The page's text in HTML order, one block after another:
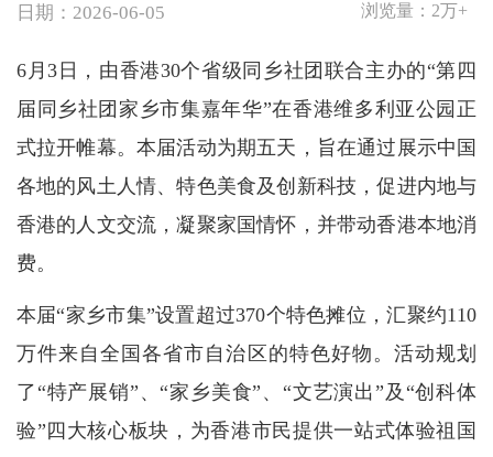
日期：2026-06-05 浏览量： 2万+
6月3日，由香港30个省级同乡社团联合主办的“第四
届同乡社团家乡市集嘉年华”在香港维多利亚公园正
式拉开帷幕。本届活动为期五天，旨在通过展示中国
各地的风土人情、特色美食及创新科技，促进内地与
香港的人文交流，凝聚家国情怀，并带动香港本地消
费。
本届“家乡市集”设置超过370个特色摊位，汇聚约110
万件来自全国各省市自治区的特色好物。活动规划
了“特产展销”、“家乡美食”、“文艺演出”及“创科体
验”四大核心板块，为香港市民提供一站式体验祖国